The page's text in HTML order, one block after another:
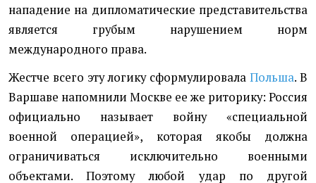
нападение на дипломатические представительства
является грубым нарушением норм
международного права.
Жестче всего эту логику сформулировалаПольша. В
Варшаве напомнили Москве ее же риторику: Россия
официально называет войну «специальной
военной операцией», которая якобы должна
ограничиваться исключительно военными
объектами. Поэтому любой удар по другой